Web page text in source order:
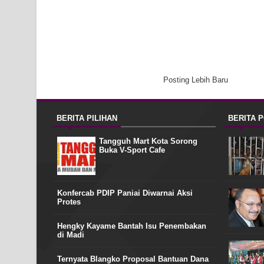
Posting Lebih Baru
BERITA PILIHAN
Tangguh Mart Kota Sorong
Buka V-Sport Cafe
Konfercab PDIP Paniai Diwarnai Aksi
Protes
Hengky Kayame Bantah Isu Penembakan
di Madi
Ternyata Blangko Proposal Bantuan Dana
BERITA